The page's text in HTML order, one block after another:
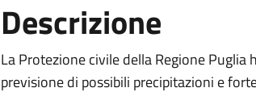
Descrizione
La Protezione civile della Regione Puglia
previsione di possibili precipitazioni e